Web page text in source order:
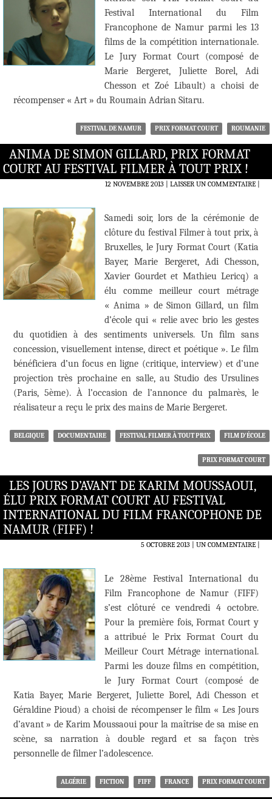
Festival International du Film
Francophone de Namur parmi les 13
films de la compétition internationale.
Le Jury Format Court (composé de
Marie Bergeret, Juliette Borel, Adi
Chesson et Zoé Libault) a choisi de
récompenser « Art » du Roumain Adrian Sitaru.
FESTIVAL DE NAMUR PRIX FORMAT COURT ROUMANIE
ANIMA DE SIMON GILLARD, PRIX FORMAT
COURT AU FESTIVAL FILMER À TOUT PRIX !
12 NOVEMBRE 2013 LAISSER UN COMMENTAIRE|
Samedi soir, lors de la cérémonie de
clôture du festival Filmer à tout prix, à
Bruxelles, le Jury Format Court (Katia
Bayer, Marie Bergeret, Adi Chesson,
Xavier Gourdet et Mathieu Lericq) a
élu comme meilleur court métrage
« Anima » de Simon Gillard, un film
d’école qui « relie avec brio les gestes
du quotidien à des sentiments universels. Un film sans
concession, visuellement intense, direct et poétique ». Le film
bénéficiera d’un focus en ligne (critique, interview) et d’une
projection très prochaine en salle, au Studio des Ursulines
(Paris, 5ème). À l’occasion de l’annonce du palmarès, le
réalisateur a reçu le prix des mains de Marie Bergeret.
BELGIQUE DOCUMENTAIRE FESTIVAL FILMER À TOUT PRIX FILM D'ÉCOLE
PRIX FORMAT COURT
LES JOURS D’AVANT DE KARIM MOUSSAOUI,
ÉLU PRIX FORMAT COURT AU FESTIVAL
INTERNATIONAL DU FILM FRANCOPHONE DE
NAMUR (FIFF) !
5 OCTOBRE 2013 UN COMMENTAIRE|
Le 28ème Festival International du
Film Francophone de Namur (FIFF)
s’est clôturé ce vendredi 4 octobre.
Pour la première fois, Format Court y
a attribué le Prix Format Court du
Meilleur Court Métrage international.
Parmi les douze films en compétition,
le Jury Format Court (composé de
Katia Bayer, Marie Bergeret, Juliette Borel, Adi Chesson et
Géraldine Pioud) a choisi de récompenser le film « Les Jours
d’avant » de Karim Moussaoui pour la maîtrise de sa mise en
scène, sa narration à double regard et sa façon très
personnelle de filmer l’adolescence.
ALGÉRIE FICTION FIFF FRANCE PRIX FORMAT COURT